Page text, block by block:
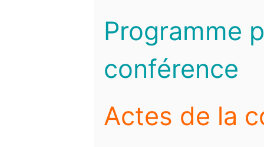
Programme
conférence
Actes de la